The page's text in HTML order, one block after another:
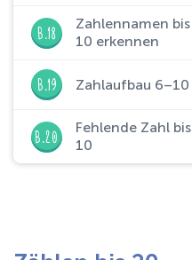
B.18
Zahlennamen bis
10 erkennen
B.19 Zahlaufbau 6–10
B.20
Fehlende Zahl bis
10